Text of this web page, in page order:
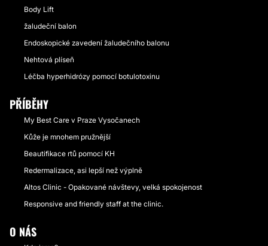
Body Lift
žaludeční balon
Endoskopické zavedení žaludečního balonu
Nehtová plíseň
Léčba hyperhidrózy pomocí botulotoxinu
PŘÍBĚHY
My Best Care v Praze Vysočanech
Kůže je mnohem pružnější
Beautifikace rtů pomocí KH
Redermalizace, asi lepší než výplně
Altos Clinic - Opakované návštevy, velká spokojenost
Responsive and friendly staff at the clinic.
O NÁS